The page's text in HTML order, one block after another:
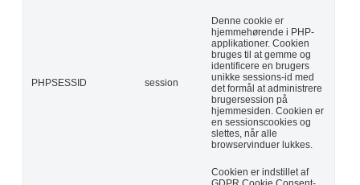
PHPSESSID session
Denne cookie er
hjemmehørende i PHP-
applikationer. Cookien
bruges til at gemme og
identificere en brugers
unikke sessions-id med
det formål at administrere
brugersession på
hjemmesiden. Cookien er
en sessionscookies og
slettes, når alle
browservinduer lukkes.
Cookien er indstillet af